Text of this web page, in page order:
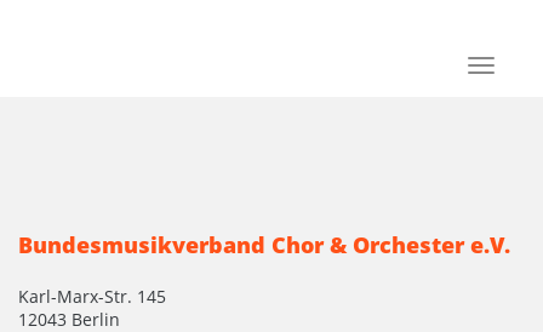
Toggle
Bundesmusikverband Chor & Orchester e.V.
Karl-Marx-Str. 145
12043 Berlin